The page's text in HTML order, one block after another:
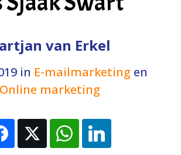
van Erkel
in E-mailmarketing en
Online marketing